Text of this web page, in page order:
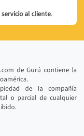
servicio al cliente.
de Gurú contiene la
de la compañía
o parcial de cualquier